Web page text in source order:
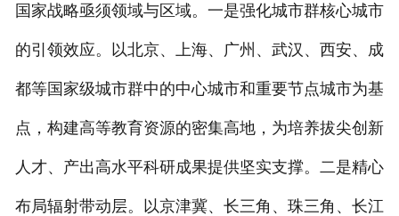
国家战略亟须领域与区域。一是强化城市群核心城市
的引领效应。以北京、上海、广州、武汉、西安、成
都等国家级城市群中的中心城市和重要节点城市为基
点，构建高等教育资源的密集高地，为培养拔尖创新
人才、产出高水平科研成果提供坚实支撑。二是精心
布局辐射带动层。以京津冀、长三角、珠三角、长江